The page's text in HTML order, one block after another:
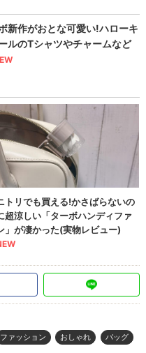
ファッション おしゃれ バッグ